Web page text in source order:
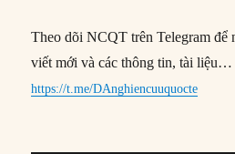
Theo dõi NCQT trên Telegram để
viết mới và các thông tin, tài liệu…
https://t.me/DAnghiencuuquocte